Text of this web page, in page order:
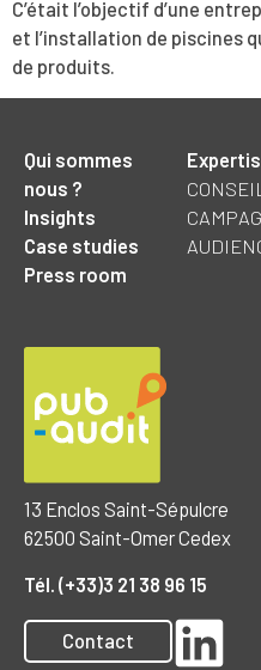
C’était l’objectif d’une
et l’installation de piscines
de produits.
Qui sommes
nous ?
Insights
Case studies
Press room
CONSEIL
13 Enclos Saint-Sépulcre
62500 Saint-Omer Cedex
Tél. (+33)3 21 38 96 15
Contact